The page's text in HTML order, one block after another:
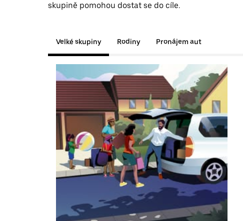
skupině pomohou dostat se do cíle.
Velké skupiny Rodiny Pronájem aut